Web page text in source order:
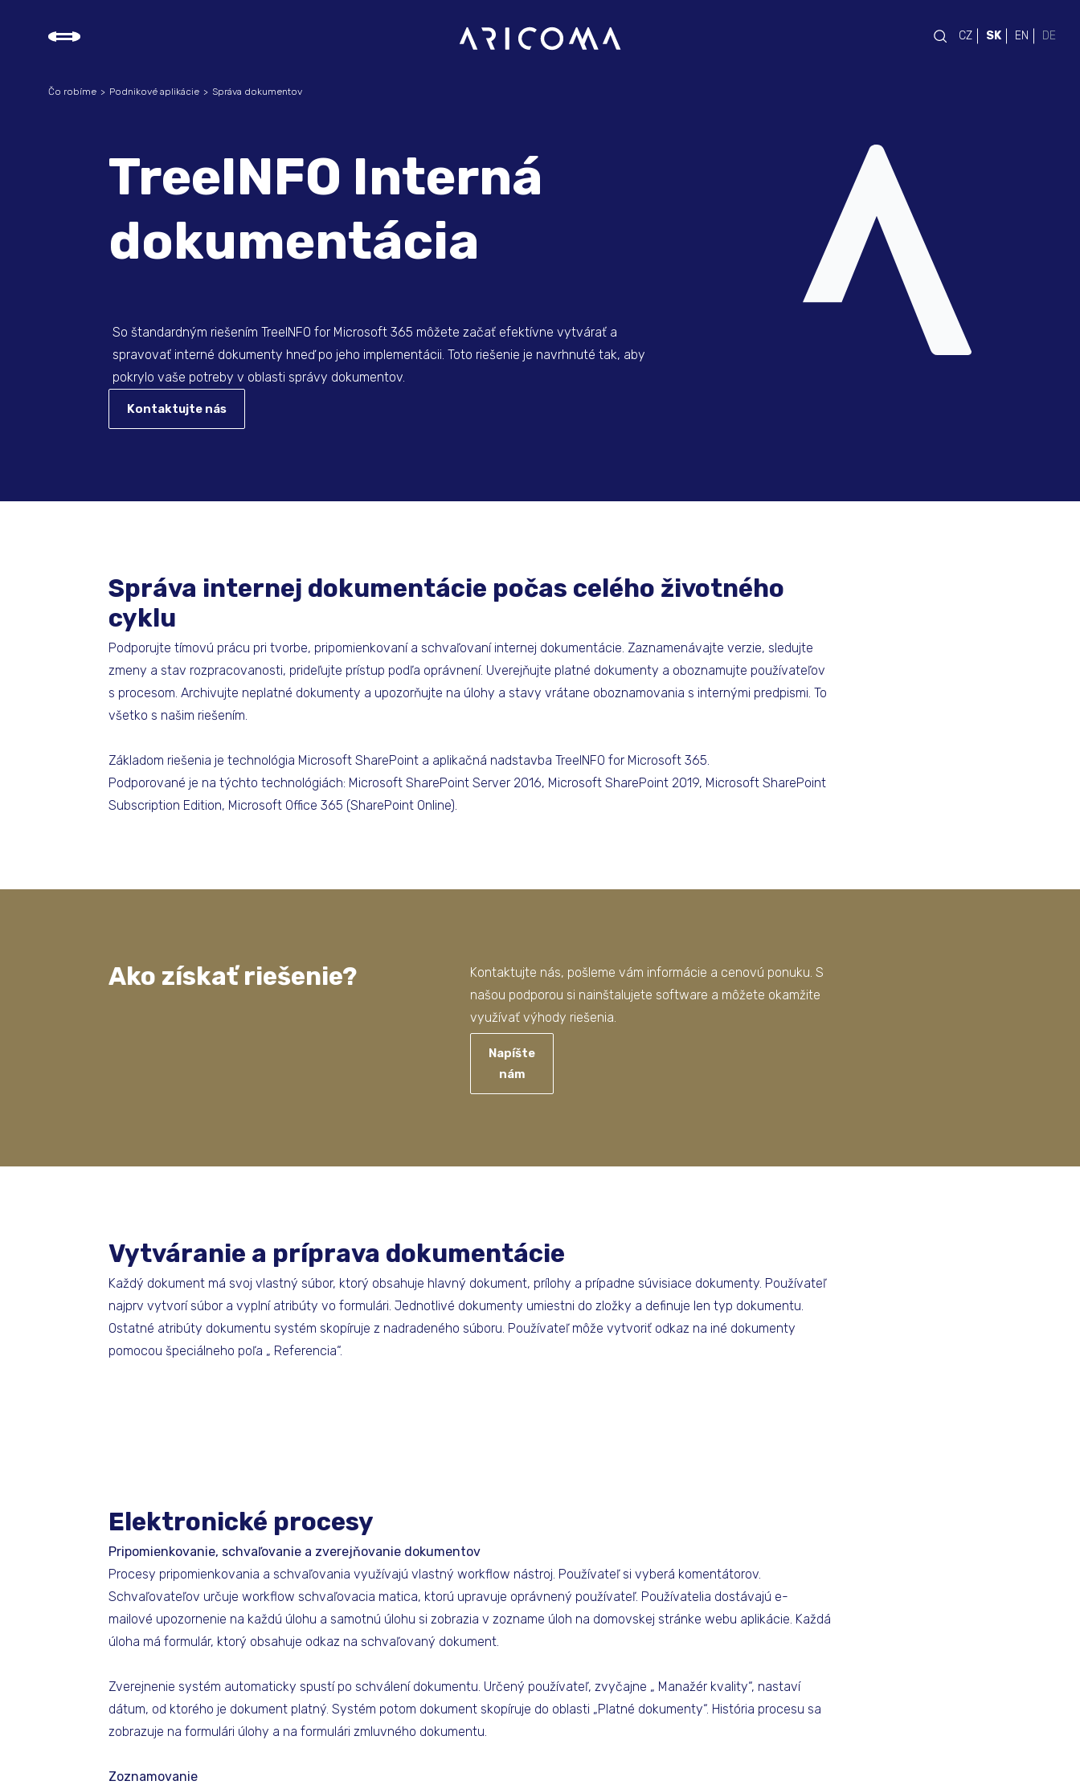
CZ SK EN DE
TreeINFO Interná
dokumentácia
So štandardným riešením TreeINFO for Microsoft 365 môžete začať efektívne vytvárať a
spravovať interné dokumenty hneď po jeho implementácii. Toto riešenie je navrhnuté tak, aby
pokrylo vaše potreby v oblasti správy dokumentov.
Kontaktujte nás
Čo robíme Podnikové aplikácie Správa dokumentov
Správa internej dokumentácie počas celého životného
cyklu
Podporujte tímovú prácu pri tvorbe, pripomienkovaní a schvaľovaní internej dokumentácie. Zaznamenávajte verzie, sledujte
zmeny a stav rozpracovanosti, prideľujte prístup podľa oprávnení. Uverejňujte platné dokumenty a oboznamujte používateľov
s procesom. Archivujte neplatné dokumenty a upozorňujte na úlohy a stavy vrátane oboznamovania s internými predpismi. To
všetko s našim riešením.
Základom riešenia je technológia Microsoft SharePoint a aplikačná nadstavba TreeINFO for Microsoft 365.
Podporované je na týchto technológiách: Microsoft SharePoint Server 2016, Microsoft SharePoint 2019, Microsoft SharePoint
Subscription Edition, Microsoft Office 365 (SharePoint Online).
Ako získať riešenie?
Kontaktujte nás, pošleme vám informácie a cenovú ponuku. S
našou podporou si nainštalujete software a môžete okamžite
využívať výhody riešenia.
Napíšte
nám
Vytváranie a príprava dokumentácie
Každý dokument má svoj vlastný súbor, ktorý obsahuje hlavný dokument, prílohy a prípadne súvisiace dokumenty. Používateľ
najprv vytvorí súbor a vyplní atribúty vo formulári. Jednotlivé dokumenty umiestni do zložky a definuje len typ dokumentu.
Ostatné atribúty dokumentu systém skopíruje z nadradeného súboru. Používateľ môže vytvoriť odkaz na iné dokumenty
pomocou špeciálneho poľa „ Referencia“.
Elektronické procesy
Pripomienkovanie, schvaľovanie a zverejňovanie dokumentov
Procesy pripomienkovania a schvaľovania využívajú vlastný workflow nástroj. Používateľ si vyberá komentátorov.
Schvaľovateľov určuje workflow schvaľovacia matica, ktorú upravuje oprávnený používateľ. Používatelia dostávajú e-
mailové upozornenie na každú úlohu a samotnú úlohu si zobrazia v zozname úloh na domovskej stránke webu aplikácie. Každá
úloha má formulár, ktorý obsahuje odkaz na schvaľovaný dokument.
Zverejnenie systém automaticky spustí po schválení dokumentu. Určený používateľ, zvyčajne „ Manažér kvality“, nastaví
dátum, od ktorého je dokument platný. Systém potom dokument skopíruje do oblasti „Platné dokumenty“. História procesu sa
zobrazuje na formulári úlohy a na formulári zmluvného dokumentu.
Zoznamovanie